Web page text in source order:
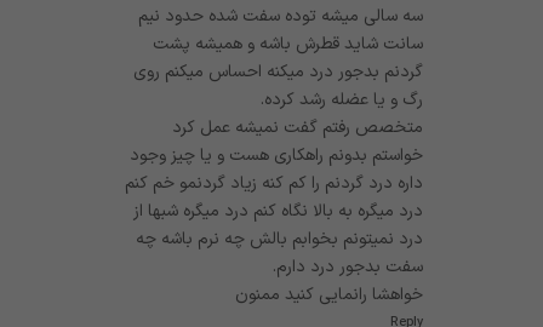
سه سالی میشه توده سفت شده حدود نیم
سانت شاید قطرش باشه و همیشه پشت
گردنم بدجور درد میکنه احساس میکنم روی
رگ و یا عضله رشد کرده.
متخصص رفتم گفت نمیشه عمل کرد
خواستم بدونم راهکاری هست و یا چیز وجود
داره درد گردنم را کم کنه زیاد گردنمو خم کنم
درد میگره به بالا نگاه کنم درد میگره شبها از
درد نمیتونم بخوابم بالش چه نرم باشه چه
سفت بدجور درد دارم.
خواهشا رانمایی کنید ممنون
Reply